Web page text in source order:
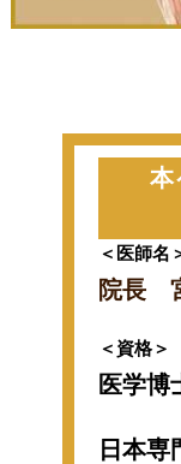
本
＜医師名
院長
＜資格＞
医学博
日本専